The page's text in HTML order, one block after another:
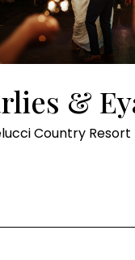
&
Country Resort